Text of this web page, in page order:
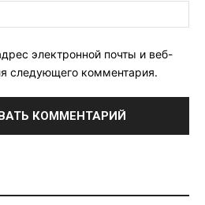
электронной почты и веб-
следующего комментария.